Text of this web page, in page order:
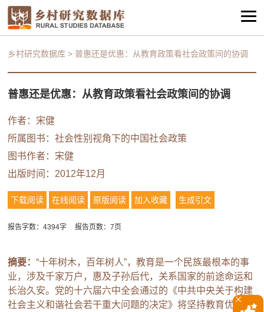
乡村研究数据库 >普惠还是优惠：从教育政策看社会政策间的协调
普惠还是优惠：从教育政策看社会政策间的协调
作者： 宋健
所属图书：社会性别视角下的中国社会政策
图书作者： 宋健
出版时间：2012年12月
下载阅读 在线阅读 原版阅读 加入收藏 生成引文
报告字数：4394字 报告页数：7页
摘要：“十年树木，百年树人”，教育是一个民族最根本的事
业，涉及千家万户，惠及子孙后代，关系国家的前途命运和
长治久安。党的十六届六中全会通过的《中共中央关于构建
社会主义和谐社会若干重大问题的决定》将坚持教育优先发